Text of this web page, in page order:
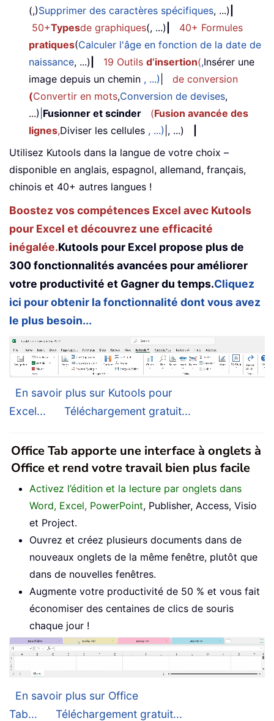
(,)Supprimer des caractères spécifiques, ...)
50+Typesde graphiques(, ...)
40+ Formules
pratiques(Calculer l'âge en fonction de la date de
naissance, ...) 19 Outils d’insertion(,Insérer une
image depuis un chemin , ...)
de conversion
(Convertir en mots,Conversion de devises,
...) Fusionner et scinder (Fusion avancée des
lignes,Diviser les cellules , ...) |, ...)
Utilisez Kutools dans la langue de votre choix –
disponible en anglais, espagnol, allemand, français,
chinois et 40+ autres langues !
Boostez vos compétences Excel avec Kutools
pour Excel et découvrez une efficacité
inégalée.Kutools pour Excel propose plus de
300 fonctionnalités avancées pour améliorer
votre productivité et Gagner du temps.Cliquez
ici pour obtenir la fonctionnalité dont vous avez
le plus besoin...
En savoir plus sur Kutools pour
Excel...
Téléchargement gratuit...
Office Tab apporte une interface à onglets à
Office et rend votre travail bien plus facile
Activez l’édition et la lecture par onglets dans
Word, Excel, PowerPoint, Publisher, Access, Visio
et Project.
Ouvrez et créez plusieurs documents dans de
nouveaux onglets de la même fenêtre, plutôt que
dans de nouvelles fenêtres.
Augmente votre productivité de 50 % et vous fait
économiser des centaines de clics de souris
chaque jour !
En savoir plus sur Office
Tab...
Téléchargement gratuit...